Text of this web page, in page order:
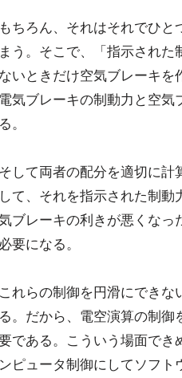
もちろん、それはそれでひ
まう。そこで、「指示され
ないときだけ空気ブレーキを
電気ブレーキの制動力と空気
る。
そして両者の配分を適切に計
して、それを指示された制
ブレーキの利きが悪くなっ
必要になる。
これらの制御を円滑にでき
る。だから、電空演算の制
である。こういう場面でき
ンピュータ制御にしてソフ